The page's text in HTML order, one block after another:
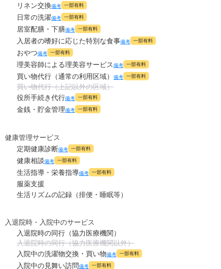
リネン交換備考 一部有料
日常の洗濯備考 一部有料
居室配膳・下膳備考 一部有料
入居者の嗜好に応じた特別な食事備考 一部有料
おやつ備考 一部有料
理美容師による理美容サービス備考 一部有料
買い物代行（通常の利用区域） 備考 一部有料
買い物代行（上記以外の区域）
役所手続き代行備考 一部有料
金銭・貯金管理備考 一部有料
健康管理サービス
定期健康診断備考 一部有料
健康相談備考 一部有料
生活指導・栄養指導備考 一部有料
服薬支援
生活リズムの記録（排便・睡眠等）
入退院時・入院中のサービス
入退院時の同行（協力医療機関）
入退院時の同行（協力医療機関以外）
入院中の洗濯物交換・買い物備考 一部有料
入院中の見舞い訪問備考 一部有料